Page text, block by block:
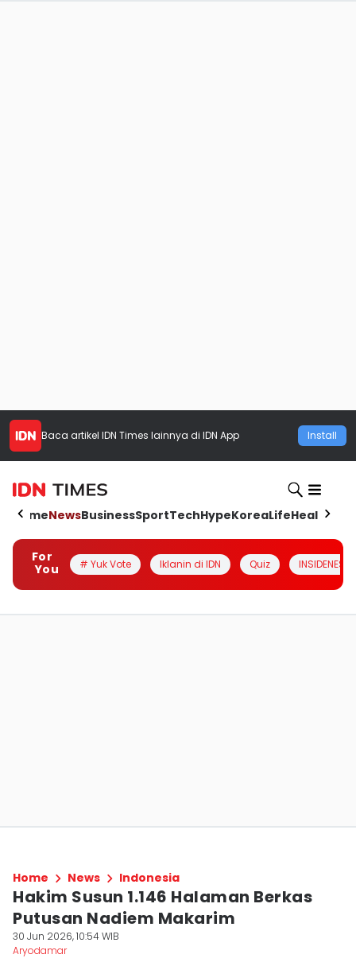
Baca artikel IDN Times lainnya di IDN App Install
HomeNewsBusinessSportTechHypeKoreaLifeHealth
For
You
# Yuk Vote Iklanin di IDN Quiz INSIDENESIA
Home News Indonesia
Hakim Susun 1.146 Halaman Berkas
Putusan Nadiem Makarim
30 Jun 2026, 10:54 WIB
Aryodamar